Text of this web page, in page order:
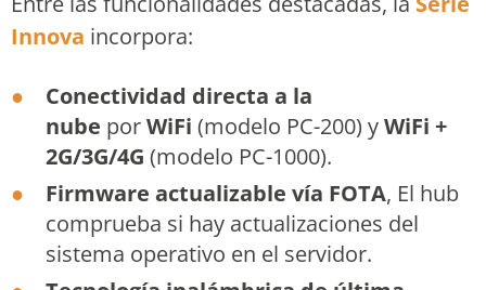
Innova incorpora:
Conectividad directa a la
nube porWiFi (modelo PC-200) yWiFi +
2G/3G/4G (modelo PC-1000).
Firmware actualizable vía FOTA, El hub
comprueba si hay actualizaciones del
sistema operativo en el servidor.